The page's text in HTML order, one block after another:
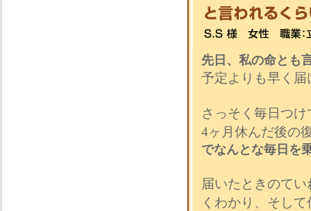
先日、私の命とも
予定よりも早く
さっそく毎日つ
4ヶ月休んだ後の
でなんとな毎日を
届いたときのて
くわかり、そし